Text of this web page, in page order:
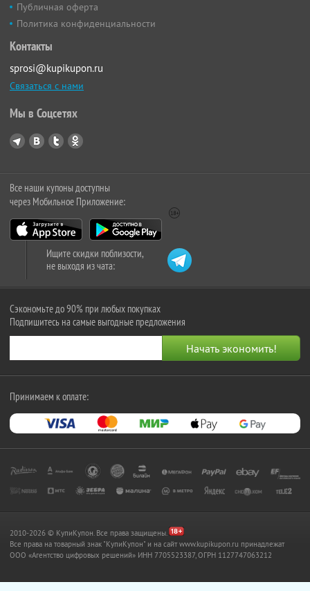
Публичная оферта
Политика конфиденциальности
Контакты
sprosi@kupikupon.ru
Связаться с нами
Мы в Соцсетях
Все наши купоны доступны
через Мобильное Приложение:
Ищите скидки поблизости,
не выходя из чата:
Сэкономьте до 90% при любых покупках
Подпишитесь на самые выгодные предложения
Принимаем к оплате:
2010-2026 © КупиКупон. Все права защищены.
Все права на товарный знак "КупиКупон" и на сайт www.kupikupon.ru принадлежат
OOO «Агентство цифровых решений» ИНН 7705523387, ОГРН 1127747063212